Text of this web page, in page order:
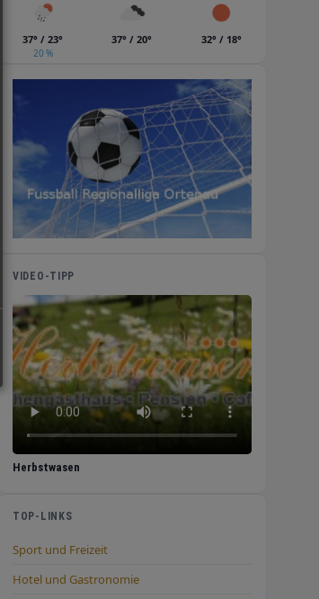
37° / 23°
20 %
37° / 20° 32° / 18°
VIDEO-TIPP
Herbstwasen
TOP-LINKS
Sport und Freizeit
Hotel und Gastronomie